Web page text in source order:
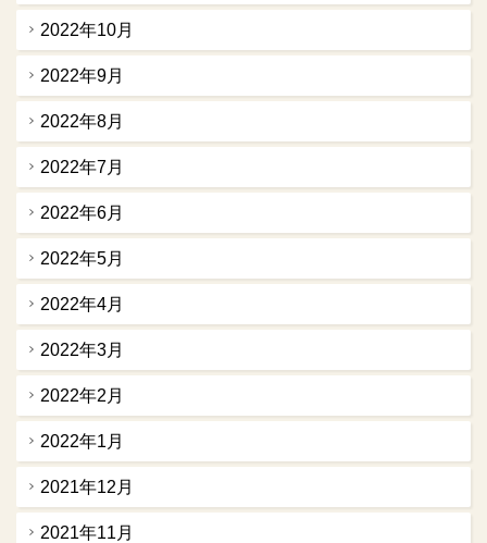
2022年10月
2022年9月
2022年8月
2022年7月
2022年6月
2022年5月
2022年4月
2022年3月
2022年2月
2022年1月
2021年12月
2021年11月